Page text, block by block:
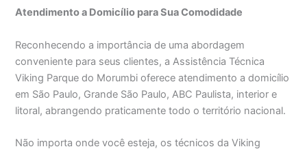
Atendimento a Domicílio para Sua Comodidade
Reconhecendo a importância de uma abordagem
conveniente para seus clientes, a Assistência Técnica
Viking Parque do Morumbi oferece atendimento a domicílio
em São Paulo, Grande São Paulo, ABC Paulista, interior e
litoral, abrangendo praticamente todo o território nacional.
Não importa onde você esteja, os técnicos da Viking